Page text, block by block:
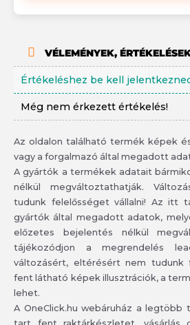
VÉLEMÉNYEK,
Értékeléshez be kell
Még nem érkezett értékelés!
Az oldalon található termék képek
vagy a forgalmazó által megadott
A gyártók a termékek adatait
nélkül megváltoztathatják.
tudunk felelősséget vállalni! Az itt
gyártók által megadott adatok,
előzetes bejelentés nélkül
tájékozódjon a megrendelés
változásért, eltérésért nem tudunk
fent látható képek illusztrációk, a
lehet.
A OneClick.hu webáruház a